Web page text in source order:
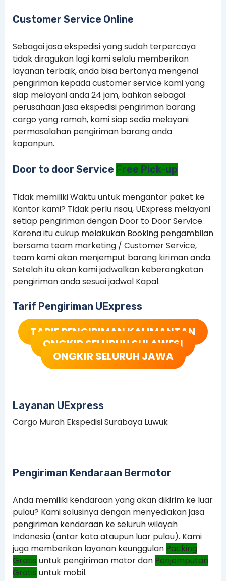
Customer Service Online
Sebagai jasa ekspedisi yang sudah terpercaya
tidak diragukan lagi kami selalu memberikan
layanan terbaik, anda bisa bertanya mengenai
pengiriman kepada customer service kami yang
siap melayani anda 24 jam, bahkan sebagai
perusahaan jasa ekspedisi pengiriman barang
cargo yang ramah, kami siap sedia melayani
permasalahan pengiriman barang anda
kapanpun.
Door to door Service Free Pick-up
Tidak memiliki Waktu untuk mengantar paket ke
Kantor kami? Tidak perlu risau, UExpress melayani
setiap pengiriman dengan Door to Door Service.
Karena itu cukup melakukan Booking pengambilan
bersama team marketing / Customer Service,
team kami akan menjemput barang kiriman anda.
Setelah itu akan kami jadwalkan keberangkatan
pengiriman anda sesuai jadwal Kapal.
Tarif Pengiriman UExpress
TARIF PENGIRIMAN KALIMANTAN
ONGKIR SELURUH SULAWESI
ONGKIR SELURUH JAWA
Layanan UExpress
Cargo Murah Ekspedisi Surabaya Luwuk
Pengiriman Kendaraan Bermotor
Anda memiliki kendaraan yang akan dikirim ke luar
pulau? Kami solusinya dengan menyediakan jasa
pengiriman kendaraan ke seluruh wilayah
Indonesia (antar kota ataupun luar pulau). Kami
juga memberikan layanan keunggulan Packing
Gratis untuk pengiriman motor dan Penjemputan
Gratis untuk mobil.